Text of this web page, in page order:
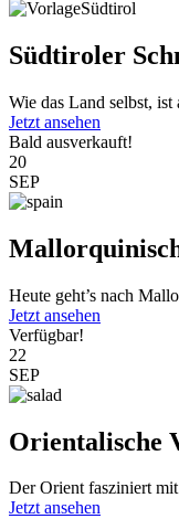
Südtiroler
Wie das Land selbst,
Jetzt ansehen
Bald ausverkauft!
20
SEP
Heute geht’s nach
Jetzt ansehen
Verfügbar!
22
SEP
Orientalische
Der Orient fasziniert
Jetzt ansehen